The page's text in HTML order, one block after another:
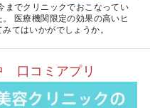
までクリニックでおこなってい
医療機関限定の効果の高いヒ
てはいかがでしょうか。
口コミアプリ